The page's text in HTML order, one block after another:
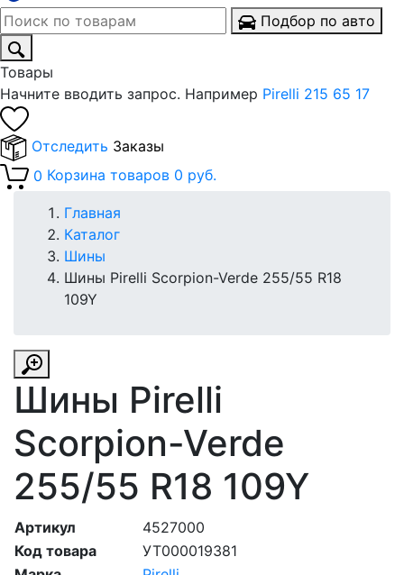
Подбор по авто
Товары
Начните вводить запрос. Например Pirelli 215 65 17
Отследить Заказы
0 Корзина товаров 0 руб.
Главная
Каталог
Шины
Шины Pirelli Scorpion-Verde 255/55 R18
109Y
Шины Pirelli
Scorpion-Verde
255/55 R18 109Y
Артикул
4527000
Код товара
УТ000019381